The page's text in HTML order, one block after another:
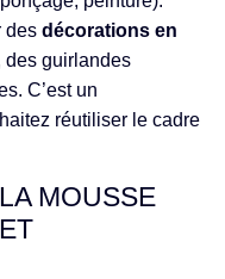
des décorations en
guirlandes
C’est un
réutiliser le cadre
MOUSSE